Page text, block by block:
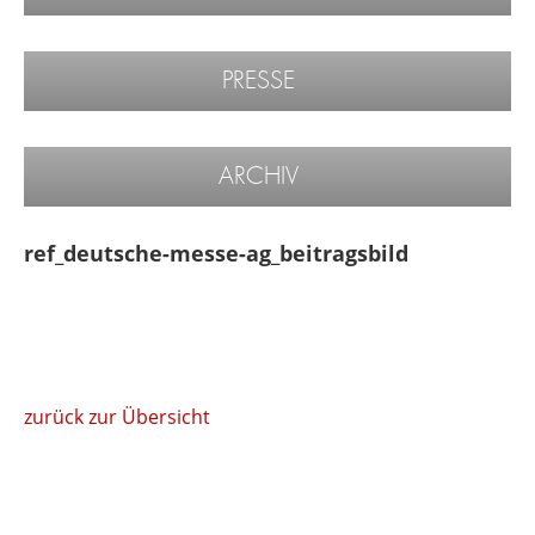
PRESSE
ARCHIV
ref_deutsche-messe-ag_beitragsbild
zurück zur Übersicht